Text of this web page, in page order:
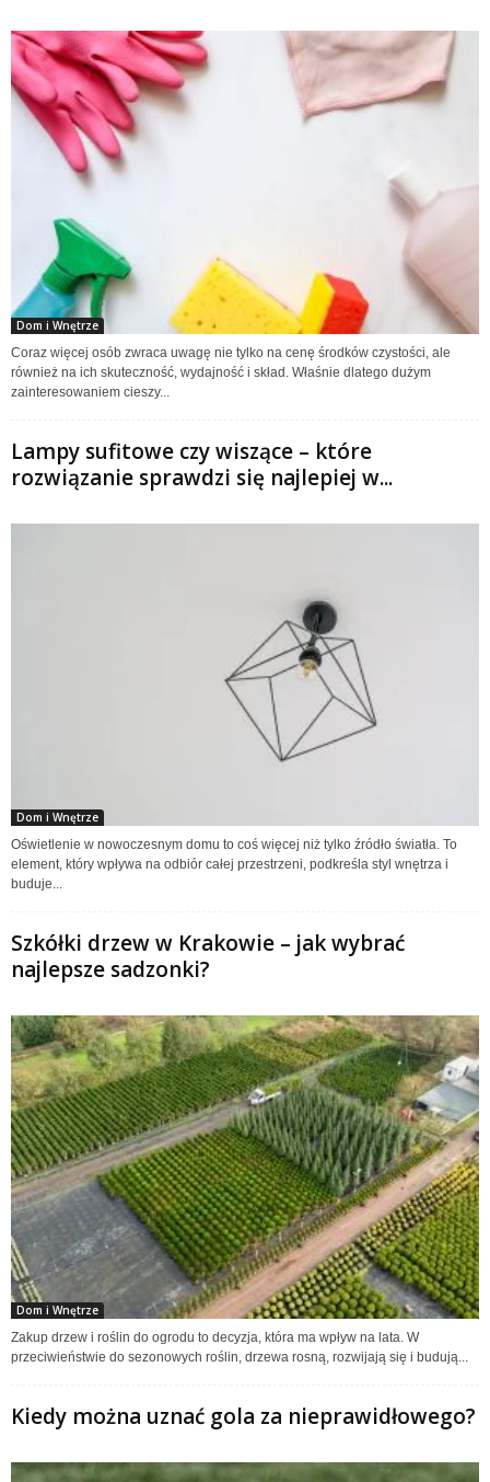
Dom i Wnętrze
Coraz więcej osób zwraca uwagę nie tylko na cenę środków czystości, ale
również na ich skuteczność, wydajność i skład. Właśnie dlatego dużym
zainteresowaniem cieszy...
Lampy sufitowe czy wiszące – które
rozwiązanie sprawdzi się najlepiej w...
Dom i Wnętrze
Oświetlenie w nowoczesnym domu to coś więcej niż tylko źródło światła. To
element, który wpływa na odbiór całej przestrzeni, podkreśla styl wnętrza i
buduje...
Szkółki drzew w Krakowie – jak wybrać
najlepsze sadzonki?
Dom i Wnętrze
Zakup drzew i roślin do ogrodu to decyzja, która ma wpływ na lata. W
przeciwieństwie do sezonowych roślin, drzewa rosną, rozwijają się i budują...
Kiedy można uznać gola za nieprawidłowego?